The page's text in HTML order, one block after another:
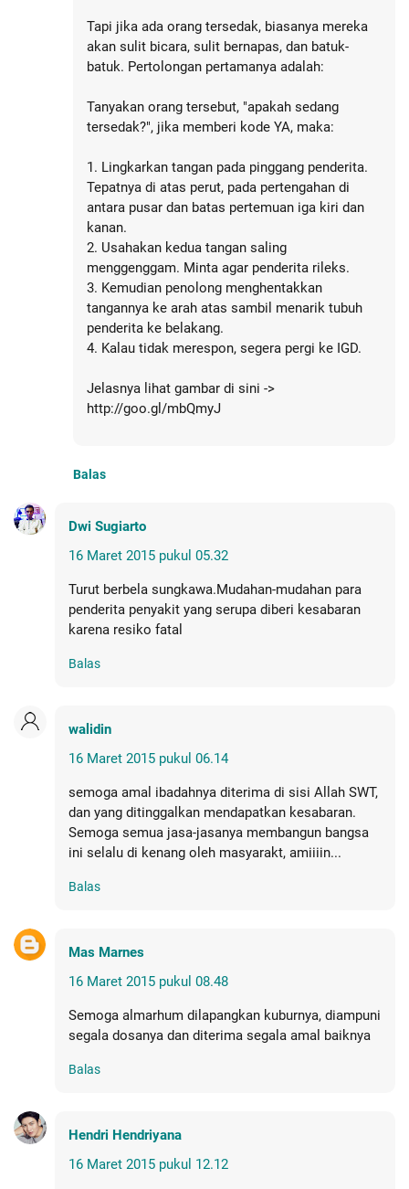
Tapi jika ada orang tersedak, biasanya mereka
akan sulit bicara, sulit bernapas, dan batuk-
batuk. Pertolongan pertamanya adalah:
Tanyakan orang tersebut, "apakah sedang
tersedak?", jika memberi kode YA, maka:
1. Lingkarkan tangan pada pinggang penderita.
Tepatnya di atas perut, pada pertengahan di
antara pusar dan batas pertemuan iga kiri dan
kanan.
2. Usahakan kedua tangan saling
menggenggam. Minta agar penderita rileks.
3. Kemudian penolong menghentakkan
tangannya ke arah atas sambil menarik tubuh
penderita ke belakang.
4. Kalau tidak merespon, segera pergi ke IGD.
Jelasnya lihat gambar di sini ->
http://goo.gl/mbQmyJ
Balas
Dwi Sugiarto
16 Maret 2015 pukul 05.32
Turut berbela sungkawa.Mudahan-mudahan para
penderita penyakit yang serupa diberi kesabaran
karena resiko fatal
Balas
walidin
16 Maret 2015 pukul 06.14
semoga amal ibadahnya diterima di sisi Allah SWT,
dan yang ditinggalkan mendapatkan kesabaran.
Semoga semua jasa-jasanya membangun bangsa
ini selalu di kenang oleh masyarakt, amiiiin...
Balas
Mas Marnes
16 Maret 2015 pukul 08.48
Semoga almarhum dilapangkan kuburnya, diampuni
segala dosanya dan diterima segala amal baiknya
Balas
Hendri Hendriyana
16 Maret 2015 pukul 12.12